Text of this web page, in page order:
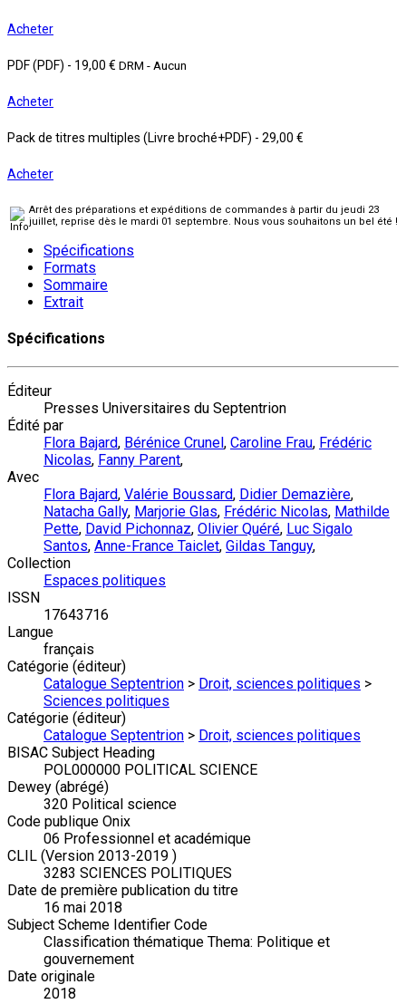
Acheter
PDF (PDF) - 19,00 € DRM - Aucun
Acheter
Pack de titres multiples (Livre broché+PDF) - 29,00 €
Acheter
Arrêt des préparations et expéditions de commandes à partir du jeudi 23
juillet, reprise dès le mardi 01 septembre. Nous vous souhaitons un bel été !
Spécifications
Formats
Sommaire
Extrait
Spécifications
Éditeur
Presses Universitaires du Septentrion
Édité par
Flora Bajard, Bérénice Crunel , Caroline Frau, Frédéric
Nicolas, Fanny Parent,
Avec
Flora Bajard, Valérie Boussard, Didier Demazière,
Natacha Gally, Marjorie Glas, Frédéric Nicolas, Mathilde
Pette, David Pichonnaz, Olivier Quéré, Luc Sigalo
Santos, Anne-France Taiclet, Gildas Tanguy,
Collection
Espaces politiques
ISSN
17643716
Langue
français
Catégorie (éditeur)
Catalogue Septentrion > Droit, sciences politiques >
Sciences politiques
Catégorie (éditeur)
Catalogue Septentrion > Droit, sciences politiques
BISAC Subject Heading
POL000000 POLITICAL SCIENCE
Dewey (abrégé)
320 Political science
Code publique Onix
06 Professionnel et académique
CLIL (Version 2013-2019 )
3283 SCIENCES POLITIQUES
Date de première publication du titre
16 mai 2018
Subject Scheme Identifier Code
Classification thématique Thema: Politique et
gouvernement
Date originale
2018